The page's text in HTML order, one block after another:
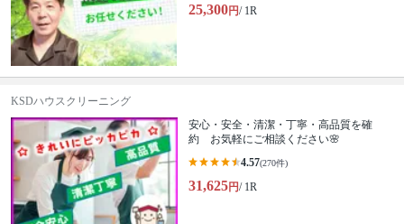
25,300円/ 1R
KSDハウスクリーニング
安心・安全・清潔・丁寧・高品質を確
約 お気軽にご相談ください🌸
4.57(270件)
31,625円/ 1R